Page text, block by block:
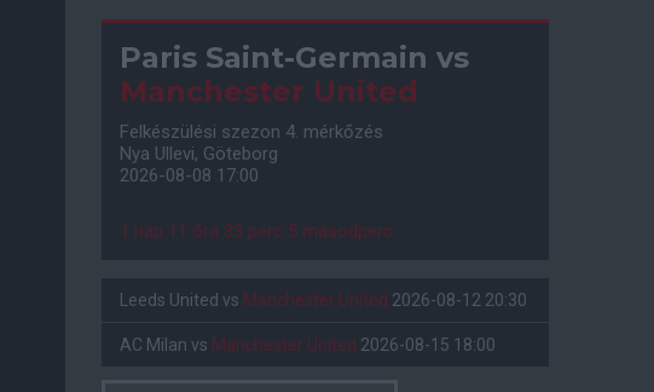
Paris Saint-Germain vs
Manchester United
Felkészülési szezon 4. mérkőzés
Nya Ullevi, Göteborg
2026-08-08 17:00
1 nap 11 óra 33 perc 4 másodperc
Leeds United vs Manchester United 2026-08-12 20:30
AC Milan vs Manchester United 2026-08-15 18:00